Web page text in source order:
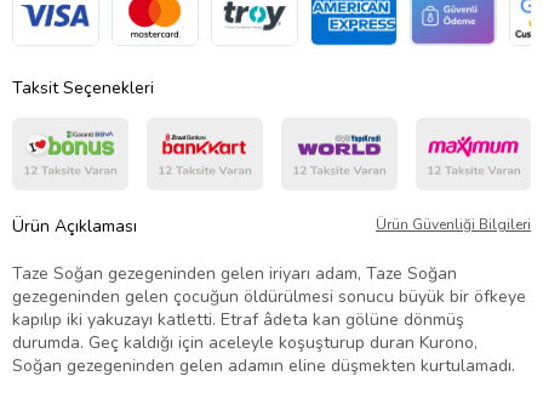
Taksit Seçenekleri
Ürün Açıklaması Ürün Güvenliği Bilgileri
Taze Soğan gezegeninden gelen iriyarı adam, Taze Soğan
gezegeninden gelen çocuğun öldürülmesi sonucu büyük bir öfkeye
kapılıp iki yakuzayı katletti. Etraf âdeta kan gölüne dönmüş
durumda. Geç kaldığı için aceleyle koşuşturup duran Kurono,
Soğan gezegeninden gelen adamın eline düşmekten kurtulamadı.